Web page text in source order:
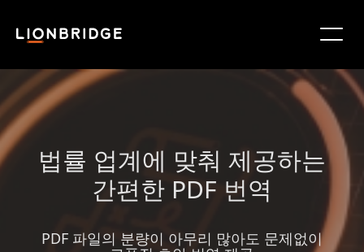
법률 업계에 맞춰 제공하는
간편한 PDF 번역
PDF 파일의 분량이 아무리 많아도 문제없이